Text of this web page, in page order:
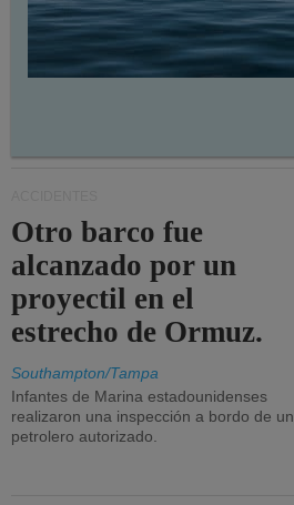
Otro barco fue
alcanzado por un
proyectil en el
estrecho de Ormuz.
Southampton/Tampa
Infantes de Marina estadounidenses
realizaron una inspección a bordo de un
petrolero autorizado.